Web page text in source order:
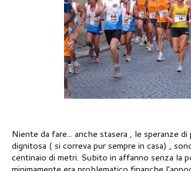
Niente da fare... anche stasera , le speranze
dignitosa ( si correva pur sempre in casa) ,
centinaio di metri. Subito in affanno senza la